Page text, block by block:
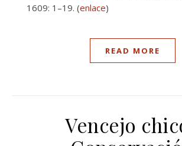
1609: 1–19. (enlace)
READ MORE
Vencejo